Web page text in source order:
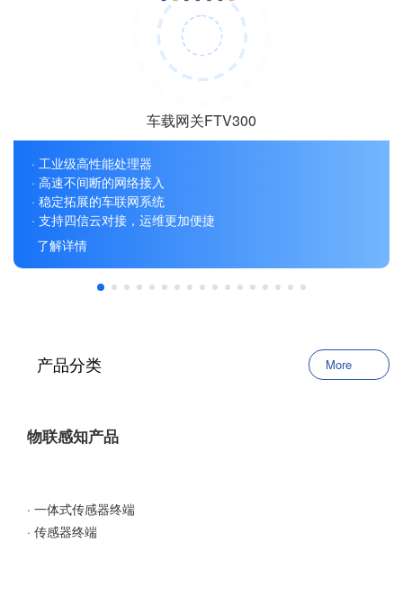
车载网关FTV300
· 工业级高性能处理器
· 高速不间断的网络接入
· 稳定拓展的车联网系统
· 支持四信云对接，运维更加便捷
了解详情
产品分类 More
物联感知产品
· 一体式传感器终端
· 传感器终端